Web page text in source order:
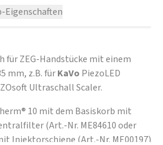
Eigenschaften
für ZEG-Handstücke mit einem
mm, z.B. fürKaVo PiezoLED
Ultraschall Scaler.
10 mit dem Basiskorb mit
(Art.-Nr. ME84610 oder
Injektorschiene (Art.-Nr. ME00197)